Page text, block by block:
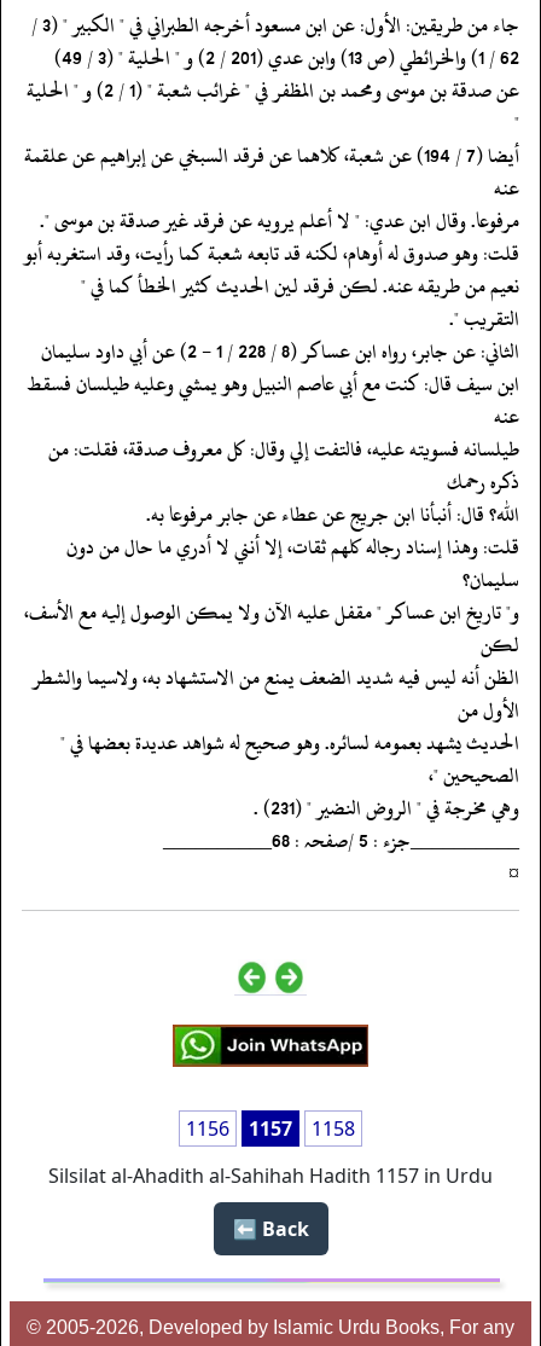
‏‏‏‏جاء من طريقين: الأول: عن ابن مسعود أخرجه الطبراني في " الكبير " (3 /
‏‏‏‏عن صدقة بن موسى ومحمد بن المظفر في " غرائب شعبة " (1 / 2) و " الحلية
"
‏‏‏‏أيضا (7 / 194) عن شعبة، كلاهما عن فرقد السبخي عن إبراهيم عن علقمة
عنه
‏‏‏‏مرفوعا. وقال ابن عدي: " لا أعلم يرويه عن فرقد غير صدقة بن موسى ".
‏‏‏‏قلت: وهو صدوق له أوهام، لكنه قد تابعه شعبة كما رأيت، وقد استغربه أبو
‏‏‏‏نعيم من طريقه عنه. لكن فرقد لين الحديث كثير الخطأ كما في "
التقريب ".
‏‏‏‏الثاني: عن جابر، رواه ابن عساكر (8 / 228 / 1 - 2) عن أبي داود سليمان
‏‏‏‏ابن سيف قال: كنت مع أبي عاصم النبيل وهو يمشي وعليه طيلسان فسقط
عنه
‏‏‏‏طيلسانه فسويته عليه، فالتفت إلي وقال: كل معروف صدقة، فقلت: من
ذكره رحمك
‏‏‏‏الله؟ قال: أنبأنا ابن جريج عن عطاء عن جابر مرفوعا به.
‏‏‏‏قلت: وهذا إسناد رجاله كلهم ثقات، إلا أنني لا أدري ما حال من دون
سليمان؟
‏‏‏‏و" تاريخ ابن عساكر " مقفل عليه الآن ولا يمكن الوصول إليه مع الأسف،
لكن
‏‏‏‏الظن أنه ليس فيه شديد الضعف يمنع من الاستشهاد به، ولاسيما والشطر
الأول من
‏‏‏‏الحديث يشهد بعمومه لسائره. وهو صحيح له شواهد عديدة بعضها في "
الصحيحين "،
‏‏‏‏وهي مخرجة في " الروض النضير " (231) .
‏‏‏‏__________جزء : 5 /صفحہ : 68__________
‏‏‏‏¤
1156 1157
1158
Silsilat al-Ahadith al-Sahihah Hadith 1157 in Urdu
Back ⬅️
© 2005-2026, Developed by Islamic Urdu Books, For any